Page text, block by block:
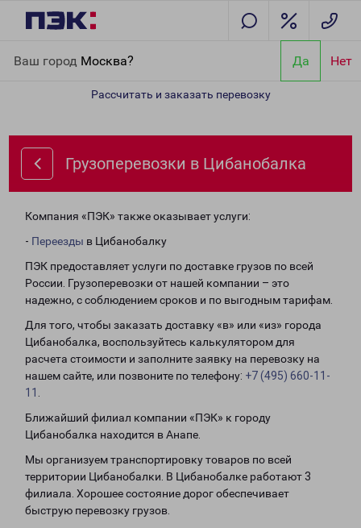
Ваш город Москва? Да Нет
Рассчитать и заказать перевозку
Грузоперевозки в Цибанобалка
Компания «ПЭК» также оказывает услуги:
- Переезды в Цибанобалку
ПЭК предоставляет услуги по доставке грузов по всей
России. Грузоперевозки от нашей компании – это
надежно, с соблюдением сроков и по выгодным тарифам.
Для того, чтобы заказать доставку «в» или «из» города
Цибанобалка, воспользуйтесь калькулятором для
расчета стоимости и заполните заявку на перевозку на
нашем сайте, или позвоните по телефону: +7 (495) 660-11-
11
Ближайший филиал компании «ПЭК» к городу
Цибанобалка находится в Анапе.
Мы организуем транспортировку товаров по всей
территории Цибанобалки. В Цибанобалке работают 3
филиала. Хорошее состояние дорог обеспечивает
быструю перевозку грузов.